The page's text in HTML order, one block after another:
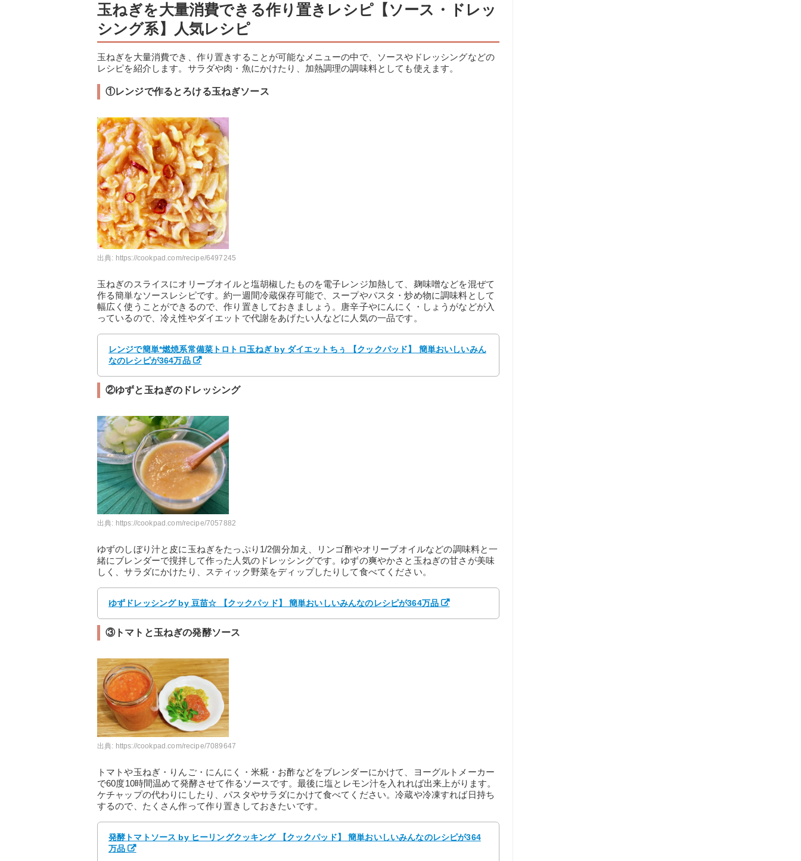
玉ねぎを大量消費できる作り置きレシピ【ソース・ドレッ
シング系】人気レシピ
玉ねぎを大量消費でき、作り置きすることが可能なメニューの中で、ソースやドレッシングなどの
レシピを紹介します。サラダや肉・魚にかけたり、加熱調理の調味料としても使えます。
①レンジで作るとろける玉ねぎソース
出典: https://cookpad.com/recipe/6497245
玉ねぎのスライスにオリーブオイルと塩胡椒したものを電子レンジ加熱して、麹味噌などを混ぜて
作る簡単なソースレシピです。約一週間冷蔵保存可能で、スープやパスタ・炒め物に調味料として
幅広く使うことができるので、作り置きしておきましょう。唐辛子やにんにく・しょうがなどが入
っているので、冷え性やダイエットで代謝をあげたい人などに人気の一品です。
レンジで簡単*燃焼系常備菜トロトロ玉ねぎ by ダイエットちぅ 【クックパッド】 簡単おいしいみん
なのレシピが364万品
②ゆずと玉ねぎのドレッシング
出典: https://cookpad.com/recipe/7057882
ゆずのしぼり汁と皮に玉ねぎをたっぷり1/2個分加え、リンゴ酢やオリーブオイルなどの調味料と一
緒にブレンダーで撹拌して作った人気のドレッシングです。ゆずの爽やかさと玉ねぎの甘さが美味
しく、サラダにかけたり、スティック野菜をディップしたりして食べてください。
ゆずドレッシング by 豆苗☆ 【クックパッド】 簡単おいしいみんなのレシピが364万品
③トマトと玉ねぎの発酵ソース
出典: https://cookpad.com/recipe/7089647
トマトや玉ねぎ・りんご・にんにく・米糀・お酢などをブレンダーにかけて、ヨーグルトメーカー
で60度10時間温めて発酵させて作るソースです。最後に塩とレモン汁を入れれば出来上がります。
ケチャップの代わりにしたり、パスタやサラダにかけて食べてください。冷蔵や冷凍すれば日持ち
するので、たくさん作って作り置きしておきたいです。
発酵トマトソース by ヒーリングクッキング 【クックパッド】 簡単おいしいみんなのレシピが364
万品